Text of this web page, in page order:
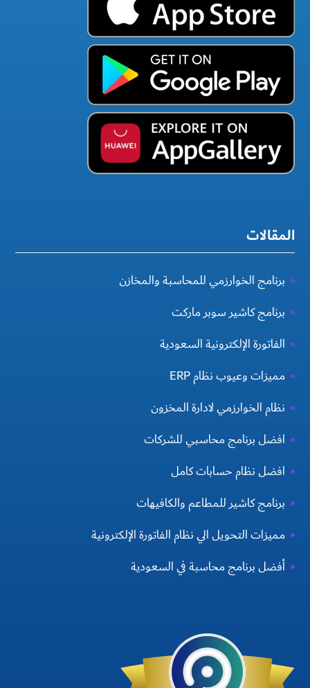
المقالات
برنامج الخوارزمي للمحاسبة والمخازن
برنامج كاشير سوبر ماركت
الفاتورة الإلكترونية السعودية
مميزات وعيوب نظام ERP
نظام الخوارزمي لادارة المخزون
افضل برنامج محاسبي للشركات
افضل نظام حسابات كامل
برنامج كاشير للمطاعم والكافيهات
مميزات التحويل الي نظام الفاتورة الإلكترونية
أفضل برنامج محاسبة في السعودية